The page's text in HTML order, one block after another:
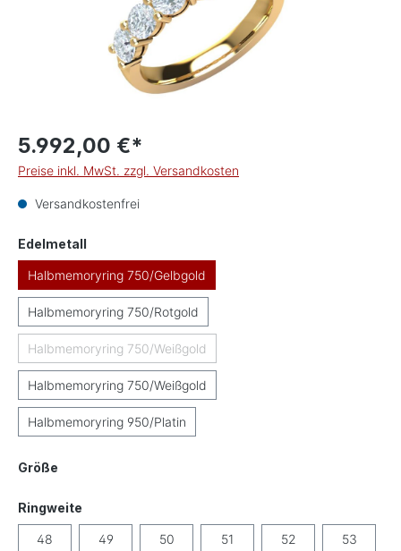
5.992,00 €*
Preise inkl. MwSt. zzgl. Versandkosten
Versandkostenfrei
Edelmetall
Halbmemoryring 750/Gelbgold
Halbmemoryring 750/Rotgold
Halbmemoryring 750/Weißgold(Diese Option ist zurzeit nicht verfügbar.)
Halbmemoryring 750/Weißgold
Halbmemoryring 950/Platin
Größe
Ringweite
48 49 50 51 52 53